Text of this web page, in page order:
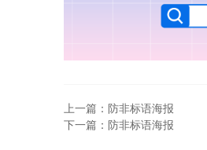
上一篇：防非标语海报
下一篇：防非标语海报